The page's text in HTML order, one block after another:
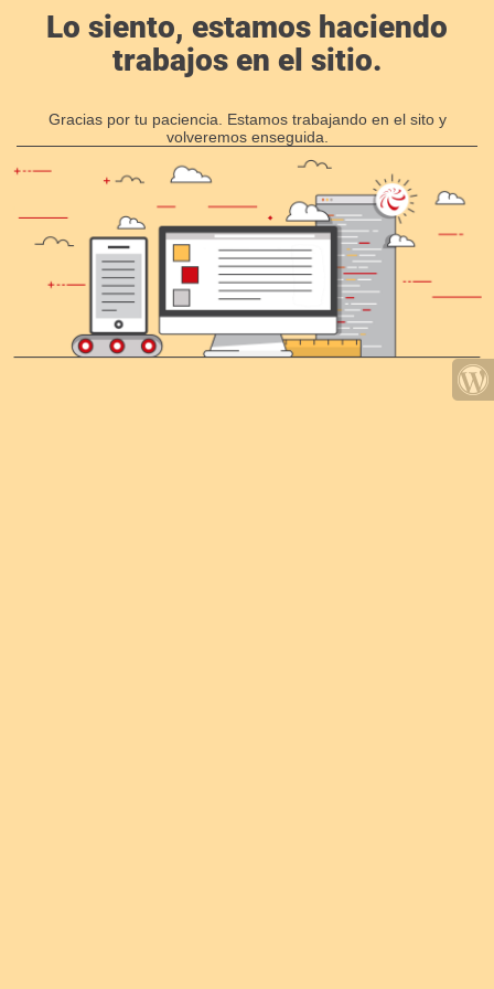
Lo siento, estamos haciendo
trabajos en el sitio.
Gracias por tu paciencia. Estamos trabajando en el sito y
volveremos enseguida.